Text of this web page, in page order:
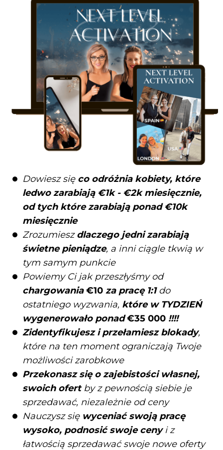
Dowiesz się co odróżnia kobiety, które
ledwo zarabiają €1k - €2k miesięcznie,
od tych które zarabiają ponad €10k
miesięcznie
Zrozumieszdlaczego jedni zarabiają
świetne pieniądze, a inni ciągle tkwią w
tym samym punkcie
Powiemy Ci jak przeszłyśmy od
chargowania€10 za pracę 1:1do
ostatniego wyzwania, które w TYDZIEŃ
wygenerowało ponad€35 000 !!!!
Zidentyfikujesz i przełamiesz blokady,
które na ten moment ograniczają Twoje
możliwości zarobkowe
Przekonasz się o zajebistości własnej,
swoich ofert by z pewnością siebie je
sprzedawać, niezależnie od ceny
Nauczysz się wyceniać swoją pracę
wysoko, podnosić swoje cenyi z
łatwością sprzedawać swoje nowe oferty